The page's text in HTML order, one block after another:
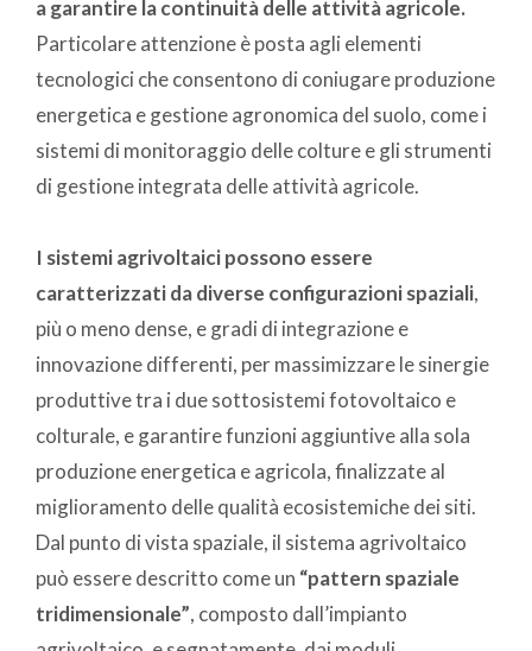
a garantire la continuità delle attività agricole.
Particolare attenzione è posta agli elementi
tecnologici che consentono di coniugare produzione
energetica e gestione agronomica del suolo, come i
sistemi di monitoraggio delle colture e gli strumenti
di gestione integrata delle attività agricole.
I sistemi agrivoltaici possono essere
caratterizzati da diverse configurazioni spaziali,
più o meno dense, e gradi di integrazione e
innovazione differenti, per massimizzare le sinergie
produttive tra i due sottosistemi fotovoltaico e
colturale, e garantire funzioni aggiuntive alla sola
produzione energetica e agricola, finalizzate al
miglioramento delle qualità ecosistemiche dei siti.
Dal punto di vista spaziale, il sistema agrivoltaico
può essere descritto come un “pattern spaziale
tridimensionale”, composto dall’impianto